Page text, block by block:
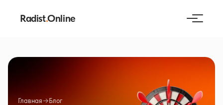
Radist.Online
Главная→Блог